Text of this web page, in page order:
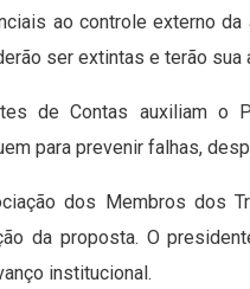
ao controle externo
ser extintas e terão
de Contas auxiliam o
para prevenir falhas,
dos Membros dos
da proposta. O
institucional.